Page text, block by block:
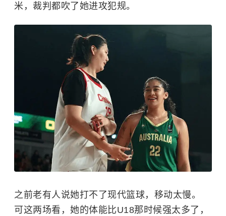
米，裁判都吹了她进攻犯规。
之前老有人说她打不了现代篮球，移动太慢。
可这两场看，她的体能比U18那时候强太多了，